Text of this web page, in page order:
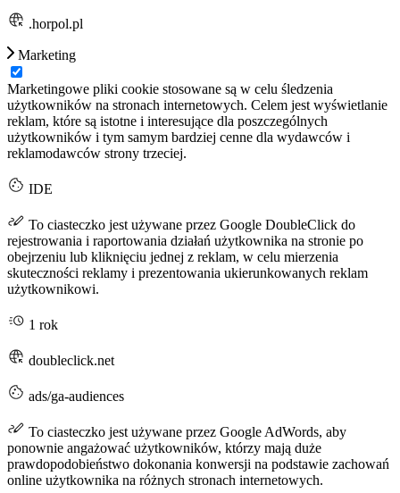
.horpol.pl
Marketing
Marketingowe pliki cookie stosowane są w celu śledzenia
użytkowników na stronach internetowych. Celem jest wyświetlanie
reklam, które są istotne i interesujące dla poszczególnych
użytkowników i tym samym bardziej cenne dla wydawców i
reklamodawców strony trzeciej.
IDE
To ciasteczko jest używane przez Google DoubleClick do
rejestrowania i raportowania działań użytkownika na stronie po
obejrzeniu lub kliknięciu jednej z reklam, w celu mierzenia
skuteczności reklamy i prezentowania ukierunkowanych reklam
użytkownikowi.
1 rok
doubleclick.net
ads/ga-audiences
To ciasteczko jest używane przez Google AdWords, aby
ponownie angażować użytkowników, którzy mają duże
prawdopodobieństwo dokonania konwersji na podstawie zachowań
online użytkownika na różnych stronach internetowych.